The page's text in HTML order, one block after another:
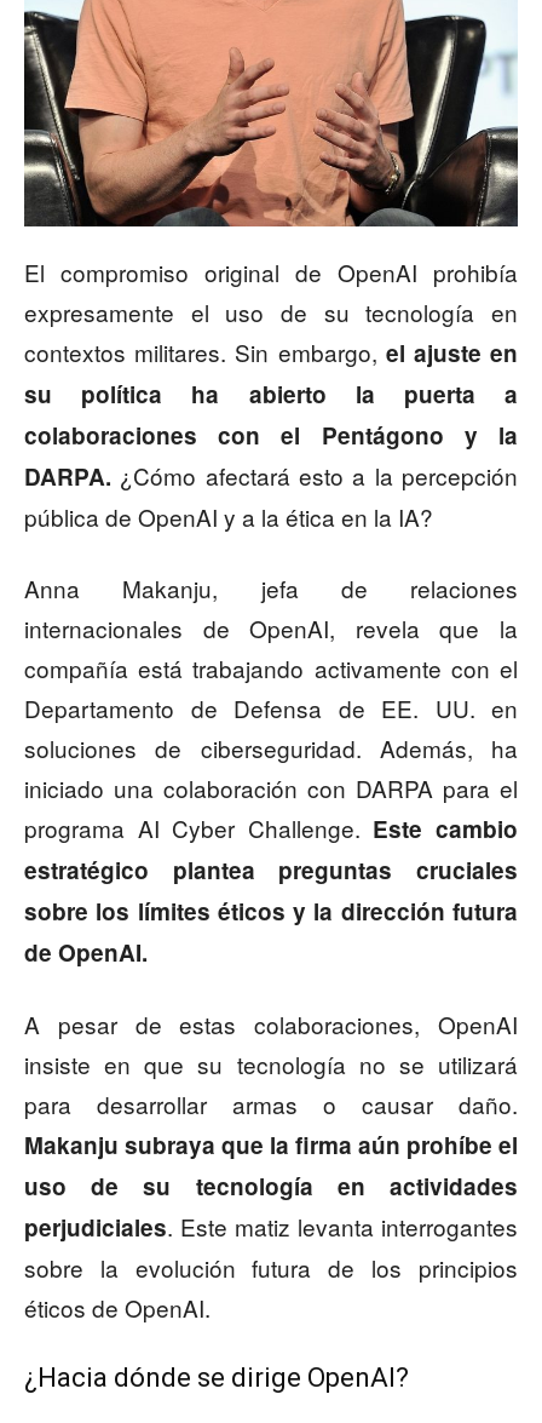
El compromiso original de OpenAI prohibía
expresamente el uso de su tecnología en
contextos militares. Sin embargo, el ajuste en
su política ha abierto la puerta a
colaboraciones con el Pentágono y la
DARPA. ¿Cómo afectará esto a la percepción
pública de OpenAI y a la ética en la IA?
Anna Makanju, jefa de relaciones
internacionales de OpenAI, revela que la
compañía está trabajando activamente con el
Departamento de Defensa de EE. UU. en
soluciones de ciberseguridad. Además, ha
iniciado una colaboración con DARPA para el
programa AI Cyber Challenge. Este cambio
estratégico plantea preguntas cruciales
sobre los límites éticos y la dirección futura
de OpenAI.
A pesar de estas colaboraciones, OpenAI
insiste en que su tecnología no se utilizará
para desarrollar armas o causar daño.
Makanju subraya que la firma aún prohíbe el
uso de su tecnología en actividades
perjudiciales. Este matiz levanta interrogantes
sobre la evolución futura de los principios
éticos de OpenAI.
¿Hacia dónde se dirige OpenAI?